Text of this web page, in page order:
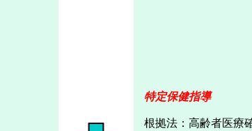
特定保健指導
根拠法：高齢者医療